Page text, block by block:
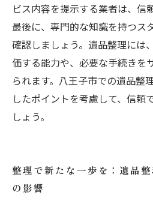
ビス内容を提示する業者は、信
最後に、専門的な知識を持つス
確認しましょう。遺品整理には
価する能力や、必要な手続きを
られます。八王子市での遺品整
したポイントを考慮して、信頼
しょう。
整理で新たな一歩を：遺品
の影響